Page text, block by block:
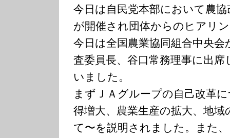
今日は自民党本部において農
が開催され団体からのヒアリ
今日は全国農業協同組合中央会
査委員長、谷口常務理事に出
いました。
まずＪＡグループの自己改革
得増大、農業生産の拡大、地
て〜を説明されました。また